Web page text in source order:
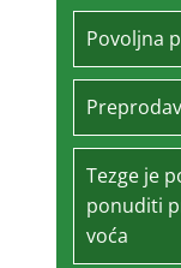
Povoljna
Tezge je
ponuditi
voća